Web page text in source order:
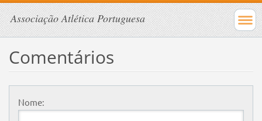
Associação Atlética Portuguesa
Comentários
Nome: